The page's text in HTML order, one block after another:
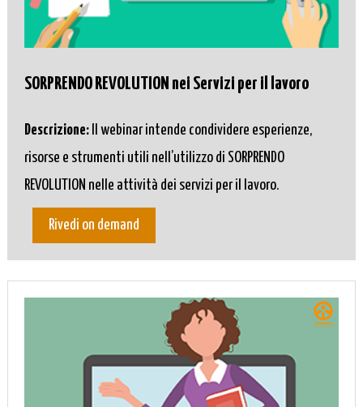
SORPRENDO REVOLUTION nei Servizi per il lavoro
Descrizione:Il webinar intende condividere esperienze,
risorse e strumenti utili nell’utilizzo di SORPRENDO
REVOLUTION nelle attività dei servizi per il lavoro.
Rivedi on demand